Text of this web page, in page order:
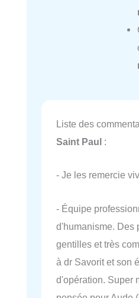
Liste des
Saint Paul :
- Je les remercie
- Équipe
d'humanisme. Des
gentilles et très
à dr Savorit et son
d'opération. Super